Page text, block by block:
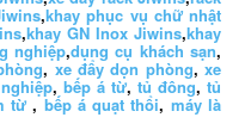
,khay phục vụ chữ nhật
,khay GN Inox Jiwins,khay
nghiệp,dụng cụ khách sạn,
, xe đẩy dọn phòng,xe
,bếp á từ,tủ đông,tủ
từ , bếp á quạt thổi, máy là